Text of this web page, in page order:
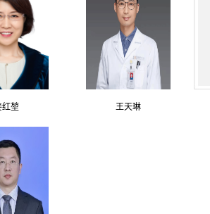
红堃 王天琳